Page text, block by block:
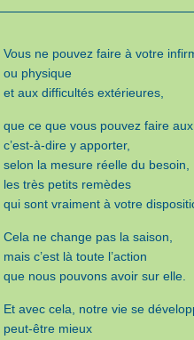
Vous ne pouvez faire à votre
ou physique
et aux difficultés extérieures,
que ce que vous pouvez faire
c’est-à-dire y apporter,
selon la mesure réelle du besoin,
les très petits remèdes
qui sont vraiment à votre
Cela ne change pas la saison,
mais c’est là toute l’action
que nous pouvons avoir sur elle.
Et avec cela, notre vie se
peut-être mieux